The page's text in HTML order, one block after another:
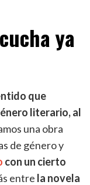
ya
que
literario, al
una obra
de género y
con un cierto
entre la novela